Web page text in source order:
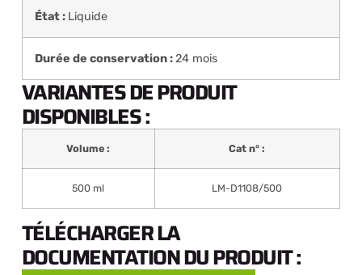
État : Liquide
Durée de conservation :24 mois
VARIANTES DE PRODUIT
DISPONIBLES :
Volume : Cat n° :
500 ml LM-D1108/500
TÉLÉCHARGER LA
DOCUMENTATION DU PRODUIT :